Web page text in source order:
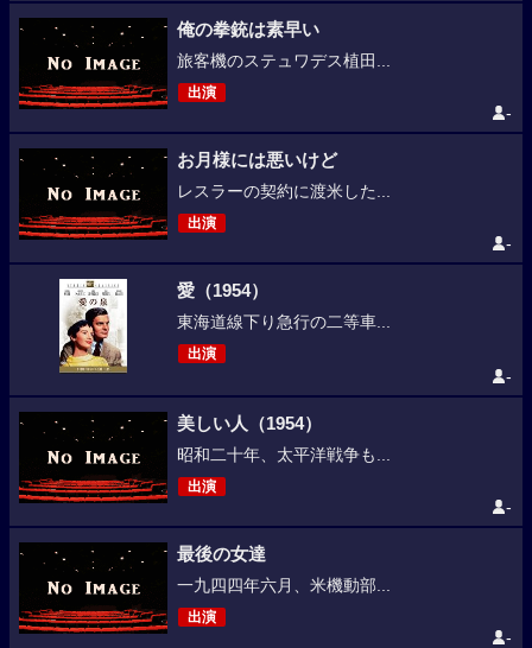
俺の拳銃は素早い
旅客機のステュワデス植田...
出演
-
お月様には悪いけど
レスラーの契約に渡米した...
出演
-
愛（1954）
東海道線下り急行の二等車...
出演
-
美しい人（1954）
昭和二十年、太平洋戦争も...
出演
-
最後の女達
一九四四年六月、米機動部...
出演
-